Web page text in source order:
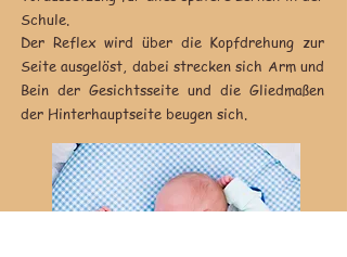
Schule.
Der Reflex wird über die Kopfdrehung zur
Seite ausgelöst, dabei strecken sich Arm und
Bein der Gesichtsseite und die Gliedmaßen
der Hinterhauptseite beugen sich.